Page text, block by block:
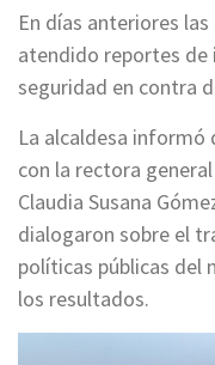
En días anteriores
atendido reportes de
seguridad en contra
La alcaldesa informó
con la rectora
Claudia Susana
dialogaron sobre el
políticas públicas del
los resultados.